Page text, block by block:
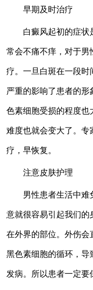
早期及时治疗
白癜风起初的症状
常会不痛不痒，对于
疗。一旦白斑在一段
严重的影响了患者的
色素细胞受损的程度
难度也就会变大了。
疗，早恢复。
注意皮肤护理
男性患者生活中难
意就很容易引起我们
在外界的部位。外伤
黑色素细胞的循环，
发病。所以患者一定要